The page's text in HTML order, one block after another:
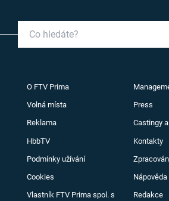
O FTV Prima
Volná místa Press
Reklama Castingy
HbbTV Kontakty
Podmínky užívání
Cookies Nápověda
Vlastník FTV Prima spol. s Redakce